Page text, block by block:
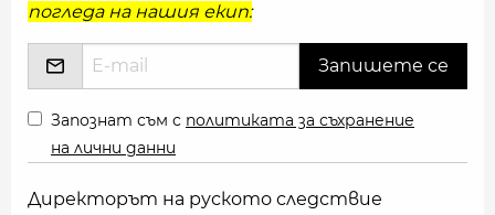
погледа на нашия екип:
Запознат съм с политиката за съхранение
на лични данни
Директорът на руското следствие